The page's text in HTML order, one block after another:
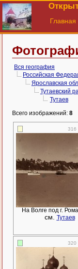
Главная
Вся география
Российская
Ярославская
Тутаевский
Тутаев
Всего изображений: 8
316
На Волге под г.
см. Тутаев
320